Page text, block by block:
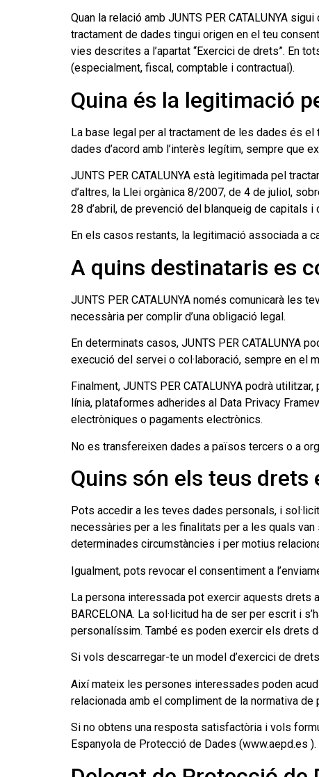
Quan la relació amb JUNTS PER CATALUNYA
tractament de dades tingui origen en el teu
vies descrites a l’apartat “Exercici de drets”. En
(especialment, fiscal, comptable i contractual).
Quina és la legitimació
La base legal per al tractament de les dades és el
dades d’acord amb l’interès legítim, sempre que
JUNTS PER CATALUNYA està legitimada pel
d’altres, la Llei orgànica 8/2007, de 4 de juliol,
28 d’abril, de prevenció del blanqueig de capitals
En els casos restants, la legitimació associada a
A quins destinataris es
JUNTS PER CATALUNYA només comunicarà les
necessària per complir d’una obligació legal.
En determinats casos, JUNTS PER CATALUNYA
execució del servei o col·laboració, sempre en el
Finalment, JUNTS PER CATALUNYA podrà
línia, plataformes adherides al Data Privacy
electròniques o pagaments electrònics.
No es transfereixen dades a països tercers o a
Quins són els teus drets
Pots accedir a les teves dades personals, i
necessàries per a les finalitats per a les quals
determinades circumstàncies i per motius
Igualment, pots revocar el consentiment a
La persona interessada pot exercir aquests drets
BARCELONA. La sol·licitud ha de ser per escrit i
personalíssim. També es poden exercir els drets
Si vols descarregar-te un model d’exercici de
Així mateix les persones interessades poden
relacionada amb el compliment de la normativa
Si no obtens una resposta satisfactòria i vols
Espanyola de Protecció de Dades (www.aepd.es ).